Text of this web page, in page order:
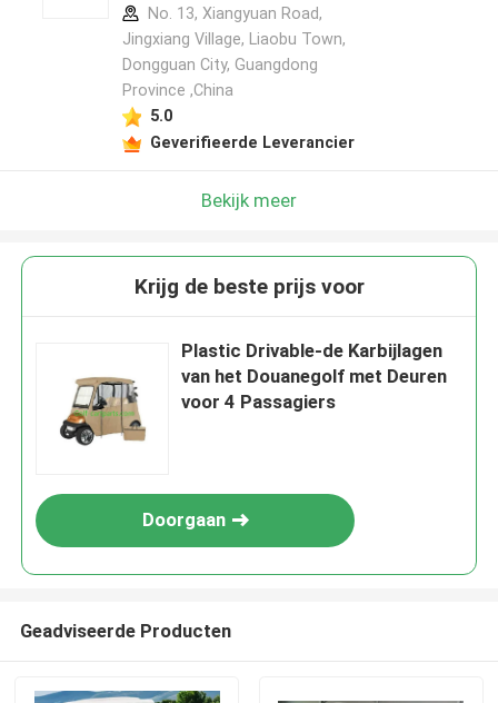
No. 13, Xiangyuan Road,
Jingxiang Village, Liaobu Town,
Dongguan City, Guangdong
Province ,China
5.0
Geverifieerde Leverancier
Bekijk meer
Krijg de beste prijs voor
Plastic Drivable-de Karbijlagen
van het Douanegolf met Deuren
voor 4 Passagiers
Doorgaan
Geadviseerde Producten